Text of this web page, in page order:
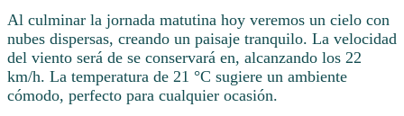
Al culminar la jornada matutina hoy veremos un cielo con
nubes dispersas, creando un paisaje tranquilo. La velocidad
del viento será de se conservará en, alcanzando los 22
km/h. La temperatura de 21 °C sugiere un ambiente
cómodo, perfecto para cualquier ocasión.